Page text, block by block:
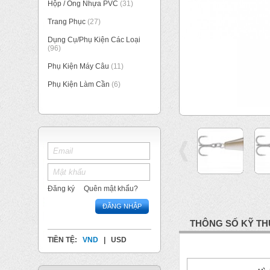
Hộp / Ống Nhựa PVC (31)
Trang Phục (27)
Dụng Cụ/Phụ Kiện Các Loại
(96)
Phụ Kiện Máy Câu (11)
Phụ Kiện Làm Cần (6)
Đăng ký Quên mật khẩu?
ĐĂNG NHẬP
TIỀN TỆ: VND USD
THÔNG SỐ KỸ